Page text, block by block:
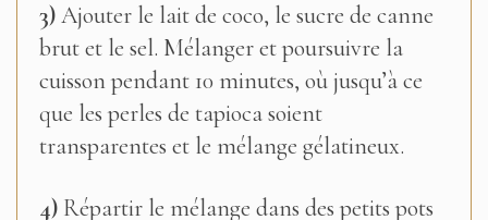
3)Ajouter le lait de coco, le sucre de canne
brut et le sel. Mélanger et poursuivre la
cuisson pendant 10 minutes, où jusqu’à ce
que les perles de tapioca soient
transparentes et le mélange gélatineux.
4) Répartir le mélange dans des petits pots